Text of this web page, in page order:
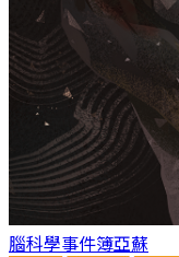
腦科學事件簿亞蘇